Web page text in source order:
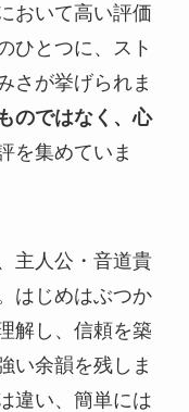
おいて高い評価
ひとつに、スト
さが挙げられま
のではなく、心
を集めていま
主人公・音道貴
はじめはぶつか
解し、信頼を築
い余韻を残しま
違い、簡単には